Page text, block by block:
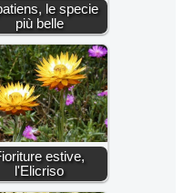
le specie
più belle
estive,
l'Elicriso